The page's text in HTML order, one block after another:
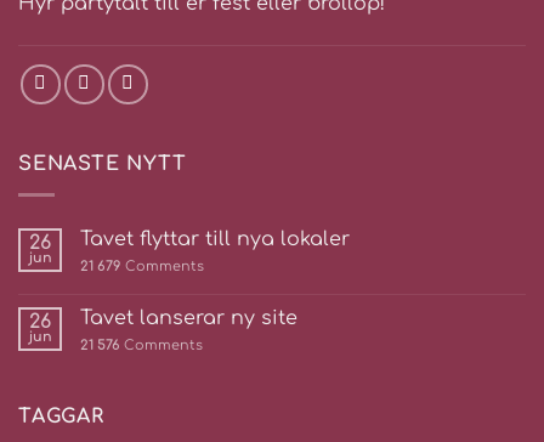
SENASTE NYTT
26
jun
Tavet flyttar till nya lokaler
21 679 Comments
26
jun
Tavet lanserar ny site
21 576 Comments
TAGGAR